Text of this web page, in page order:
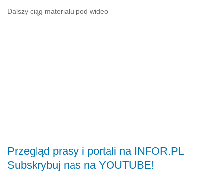
Dalszy ciąg materiału pod wideo
Przegląd prasy i portali na INFOR.PL
Subskrybuj nas na YOUTUBE!